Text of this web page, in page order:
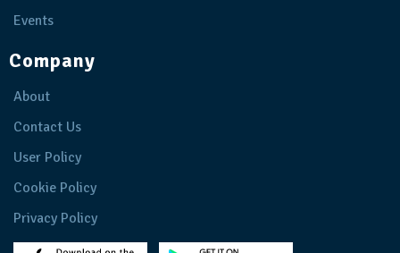
Events
Company
About
Contact Us
User Policy
Cookie Policy
Privacy Policy